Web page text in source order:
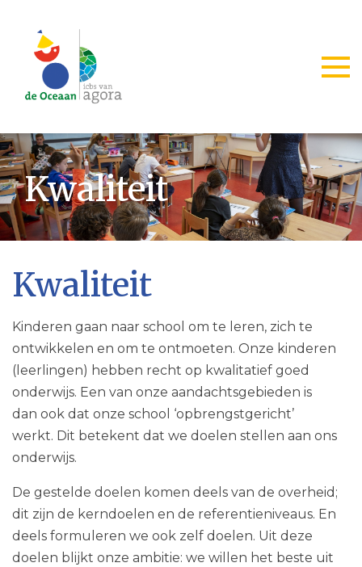
Kwaliteit
Kwaliteit
Kinderen gaan naar school om te leren, zich te
ontwikkelen en om te ontmoeten. Onze kinderen
(leerlingen) hebben recht op kwalitatief goed
onderwijs. Een van onze aandachtsgebieden is
dan ook dat onze school ‘opbrengstgericht’
werkt. Dit betekent dat we doelen stellen aan ons
onderwijs.
De gestelde doelen komen deels van de overheid;
dit zijn de kerndoelen en de referentieniveaus. En
deels formuleren we ook zelf doelen. Uit deze
doelen blijkt onze ambitie: we willen het beste uit